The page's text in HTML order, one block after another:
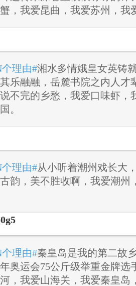
，我爱昆曲，我爱苏州，我
理由#湘水多情娥皇女英铸
乐融融，岳麓书院之内人才
不完的乡愁，我爱口味虾，
。
理由#从小听着潮州戏长大
韵，美不胜收啊，我爱潮州
理由#秦皇岛是我的第二故
奥运会75公斤级举重金牌选
，我爱山海关，我爱秦皇岛